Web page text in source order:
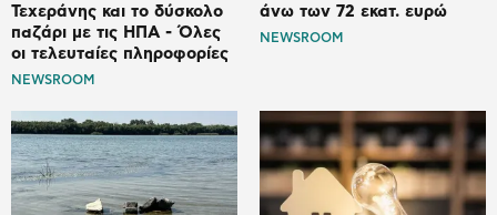
Τεχεράνης και το δύσκολο
παζάρι με τις ΗΠΑ - Όλες
οι τελευταίες πληροφορίες
NEWSROOM
άνω των 72 εκατ. ευρώ
NEWSROOM